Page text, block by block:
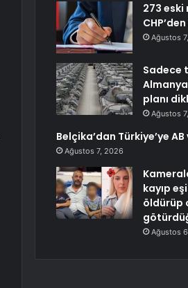
273
Ağustos
Sadece
planı
Ağustos
Belçika’dan Türkiye’ye
Ağustos 7, 2026
kayıp
öldürüp
Ağustos